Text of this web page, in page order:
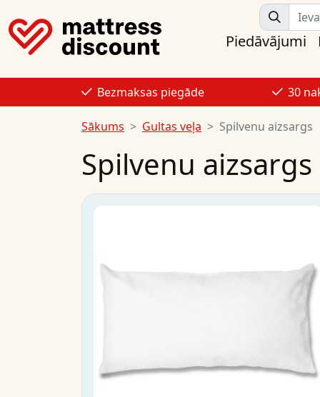
Piedāvājumi
Bezmaksas piegāde 30
Sākums Gultas veļa Spilvenu aizsargs
Spilvenu aizsargs